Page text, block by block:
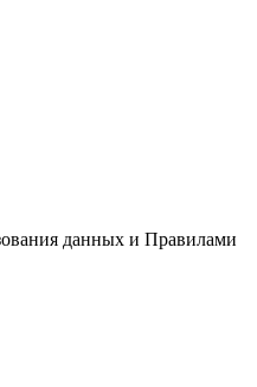
данных и Правилами